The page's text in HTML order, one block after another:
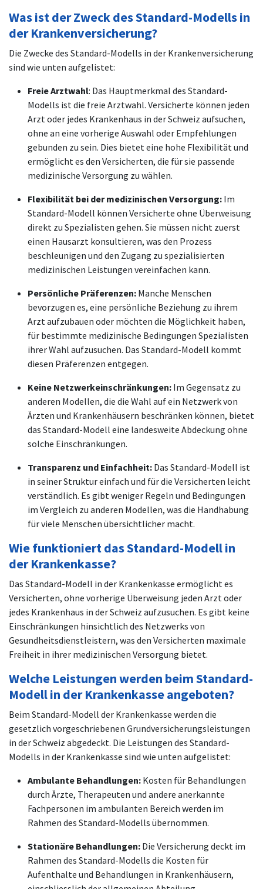
Was ist der Zweck des Standard-Modells in
der Krankenversicherung?
Die Zwecke des Standard-Modells in der Krankenversicherung
sind wie unten aufgelistet:
Freie Arztwahl: Das Hauptmerkmal des Standard-
Modells ist die freie Arztwahl. Versicherte können jeden
Arzt oder jedes Krankenhaus in der Schweiz aufsuchen,
ohne an eine vorherige Auswahl oder Empfehlungen
gebunden zu sein. Dies bietet eine hohe Flexibilität und
ermöglicht es den Versicherten, die für sie passende
medizinische Versorgung zu wählen.
Flexibilität bei der medizinischen Versorgung: Im
Standard-Modell können Versicherte ohne Überweisung
direkt zu Spezialisten gehen. Sie müssen nicht zuerst
einen Hausarzt konsultieren, was den Prozess
beschleunigen und den Zugang zu spezialisierten
medizinischen Leistungen vereinfachen kann.
Persönliche Präferenzen: Manche Menschen
bevorzugen es, eine persönliche Beziehung zu ihrem
Arzt aufzubauen oder möchten die Möglichkeit haben,
für bestimmte medizinische Bedingungen Spezialisten
ihrer Wahl aufzusuchen. Das Standard-Modell kommt
diesen Präferenzen entgegen.
Keine Netzwerkeinschränkungen: Im Gegensatz zu
anderen Modellen, die die Wahl auf ein Netzwerk von
Ärzten und Krankenhäusern beschränken können, bietet
das Standard-Modell eine landesweite Abdeckung ohne
solche Einschränkungen.
Transparenz und Einfachheit: Das Standard-Modell ist
in seiner Struktur einfach und für die Versicherten leicht
verständlich. Es gibt weniger Regeln und Bedingungen
im Vergleich zu anderen Modellen, was die Handhabung
für viele Menschen übersichtlicher macht.
Wie funktioniert das Standard-Modell in
der Krankenkasse?
Das Standard-Modell in der Krankenkasse ermöglicht es
Versicherten, ohne vorherige Überweisung jeden Arzt oder
jedes Krankenhaus in der Schweiz aufzusuchen. Es gibt keine
Einschränkungen hinsichtlich des Netzwerks von
Gesundheitsdienstleistern, was den Versicherten maximale
Freiheit in ihrer medizinischen Versorgung bietet.
Welche Leistungen werden beim Standard-
Modell in der Krankenkasse angeboten?
Beim Standard-Modell der Krankenkasse werden die
gesetzlich vorgeschriebenen Grundversicherungsleistungen
in der Schweiz abgedeckt. Die Leistungen des Standard-
Modells in der Krankenkasse sind wie unten aufgelistet:
Ambulante Behandlungen: Kosten für Behandlungen
durch Ärzte, Therapeuten und andere anerkannte
Fachpersonen im ambulanten Bereich werden im
Rahmen des Standard-Modells übernommen.
Stationäre Behandlungen: Die Versicherung deckt im
Rahmen des Standard-Modells die Kosten für
Aufenthalte und Behandlungen in Krankenhäusern,